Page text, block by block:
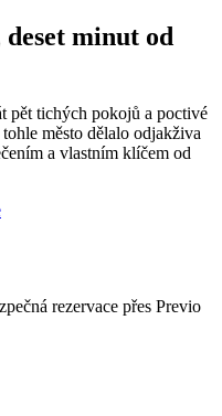
minut od
pět tichých pokojů a poctivé
město dělalo odjakživa
a vlastním klíčem od
rezervace přes Previo